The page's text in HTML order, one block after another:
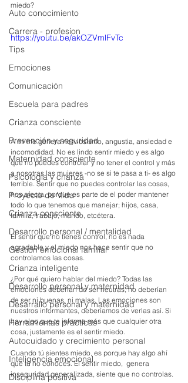
Auto conocimiento
Carrera - profesion
Tips
Emociones
Comunicación
Escuela para padres
Crianza consciente
Prevención y seguridad
Maternidad consciente
Psicología y crianza
Proyecto de Vida
Crianza consciente
Desarrollo personal / mentalidad
Gestión emocional familiar
Crianza inteligente
Desarrollo personal y maternidad
Desarrallo personal y maternidad
Herramientas prácticas
Autocuidado y crecimiento personal
Inteligencia emocional
Disciplina positiva
miedo?
https://youtu.be/akOZVmlFvTc
A mí me genera nerviosismo, angustia, ansiedad e
incomodidad. No es lindo sentir miedo y es algo
que no puedes controlar y no tener el control y más
a nosotras las mujeres -no se si te pasa a ti- es algo
terrible. Sentir que no puedes controlar las cosas,
nos afecta, porque es parte de el poder mantener
todo lo que tenemos que manejar; hijos, casa,
familia, trabajo, marido, etcétera.
El sentir que no tienes control, no es nada
agradable y el miedo nos hace sentir que no
controlamos las cosas.
¿Por qué quiero hablar del miedo? Todas las
emociones deberían de ser neutras, no deberían
de ser ni buenas, ni malas. Las emociones son
nuestros informantes, deberíamos de verlas así. Si
hay algo que te informa más que cualquier otra
cosa, justamente es el sentir miedo.
Cuando tú sientes miedo, es porque hay algo ahí
que tú no conoces. El sentir miedo,  genera
inseguridad generalizada, siente que no controlas.